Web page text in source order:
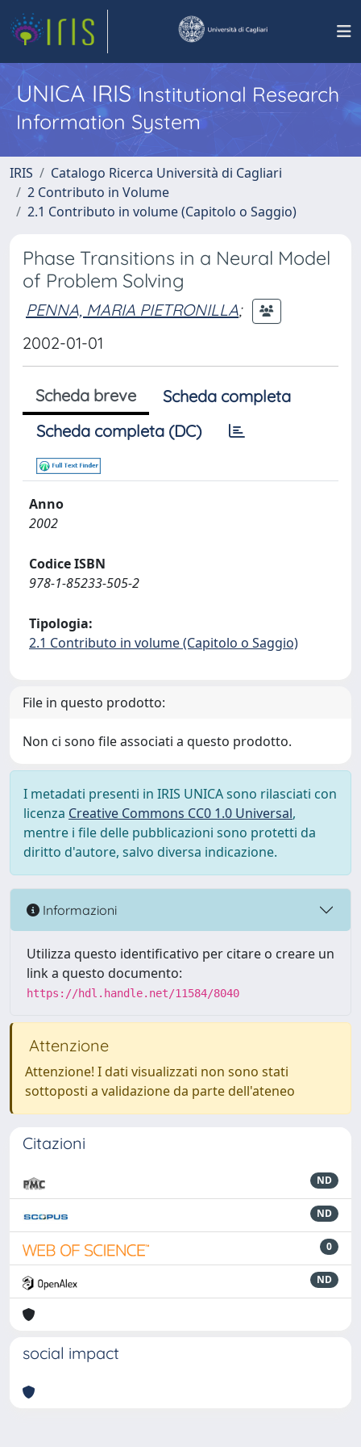
UNICA IRISInstitutional Research
Information System
IRIS
Catalogo Ricerca Università di Cagliari
2 Contributo in Volume
2.1 Contributo in volume (Capitolo o Saggio)
Phase Transitions in a Neural Model
of Problem Solving
PENNA, MARIA PIETRONILLA;
2002-01-01
Scheda breve
Scheda completa
Scheda completa (DC)
Anno
2002
Codice ISBN
978-1-85233-505-2
Tipologia:
2.1 Contributo in volume (Capitolo o Saggio)
File in questo prodotto:
Non ci sono file associati a questo prodotto.
I metadati presenti in IRIS UNICA sono rilasciati con
licenza Creative Commons CC0 1.0 Universal,
mentre i file delle pubblicazioni sono protetti da
diritto d'autore, salvo diversa indicazione.
Informazioni
Utilizza questo identificativo per citare o creare un
link a questo documento:
https://hdl.handle.net/11584/8040
Attenzione
Attenzione! I dati visualizzati non sono stati
sottoposti a validazione da parte dell'ateneo
Citazioni
ND
ND
0
ND
social impact